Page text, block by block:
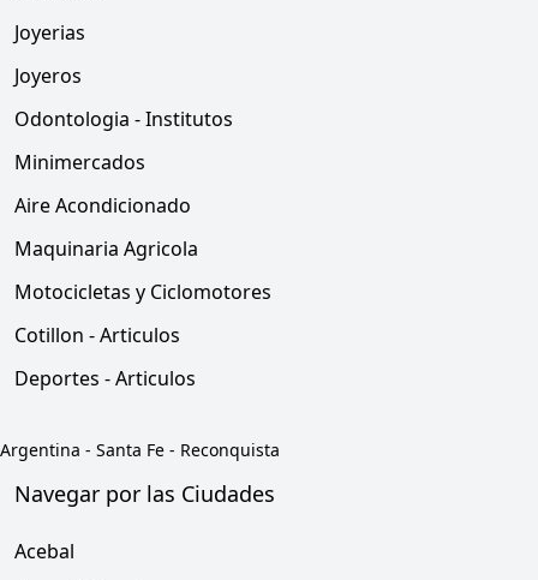
Joyerias
Joyeros
Odontologia - Institutos
Minimercados
Aire Acondicionado
Maquinaria Agricola
Motocicletas y Ciclomotores
Cotillon - Articulos
Deportes - Articulos
Argentina - Santa Fe - Reconquista
Navegar por las Ciudades
Acebal